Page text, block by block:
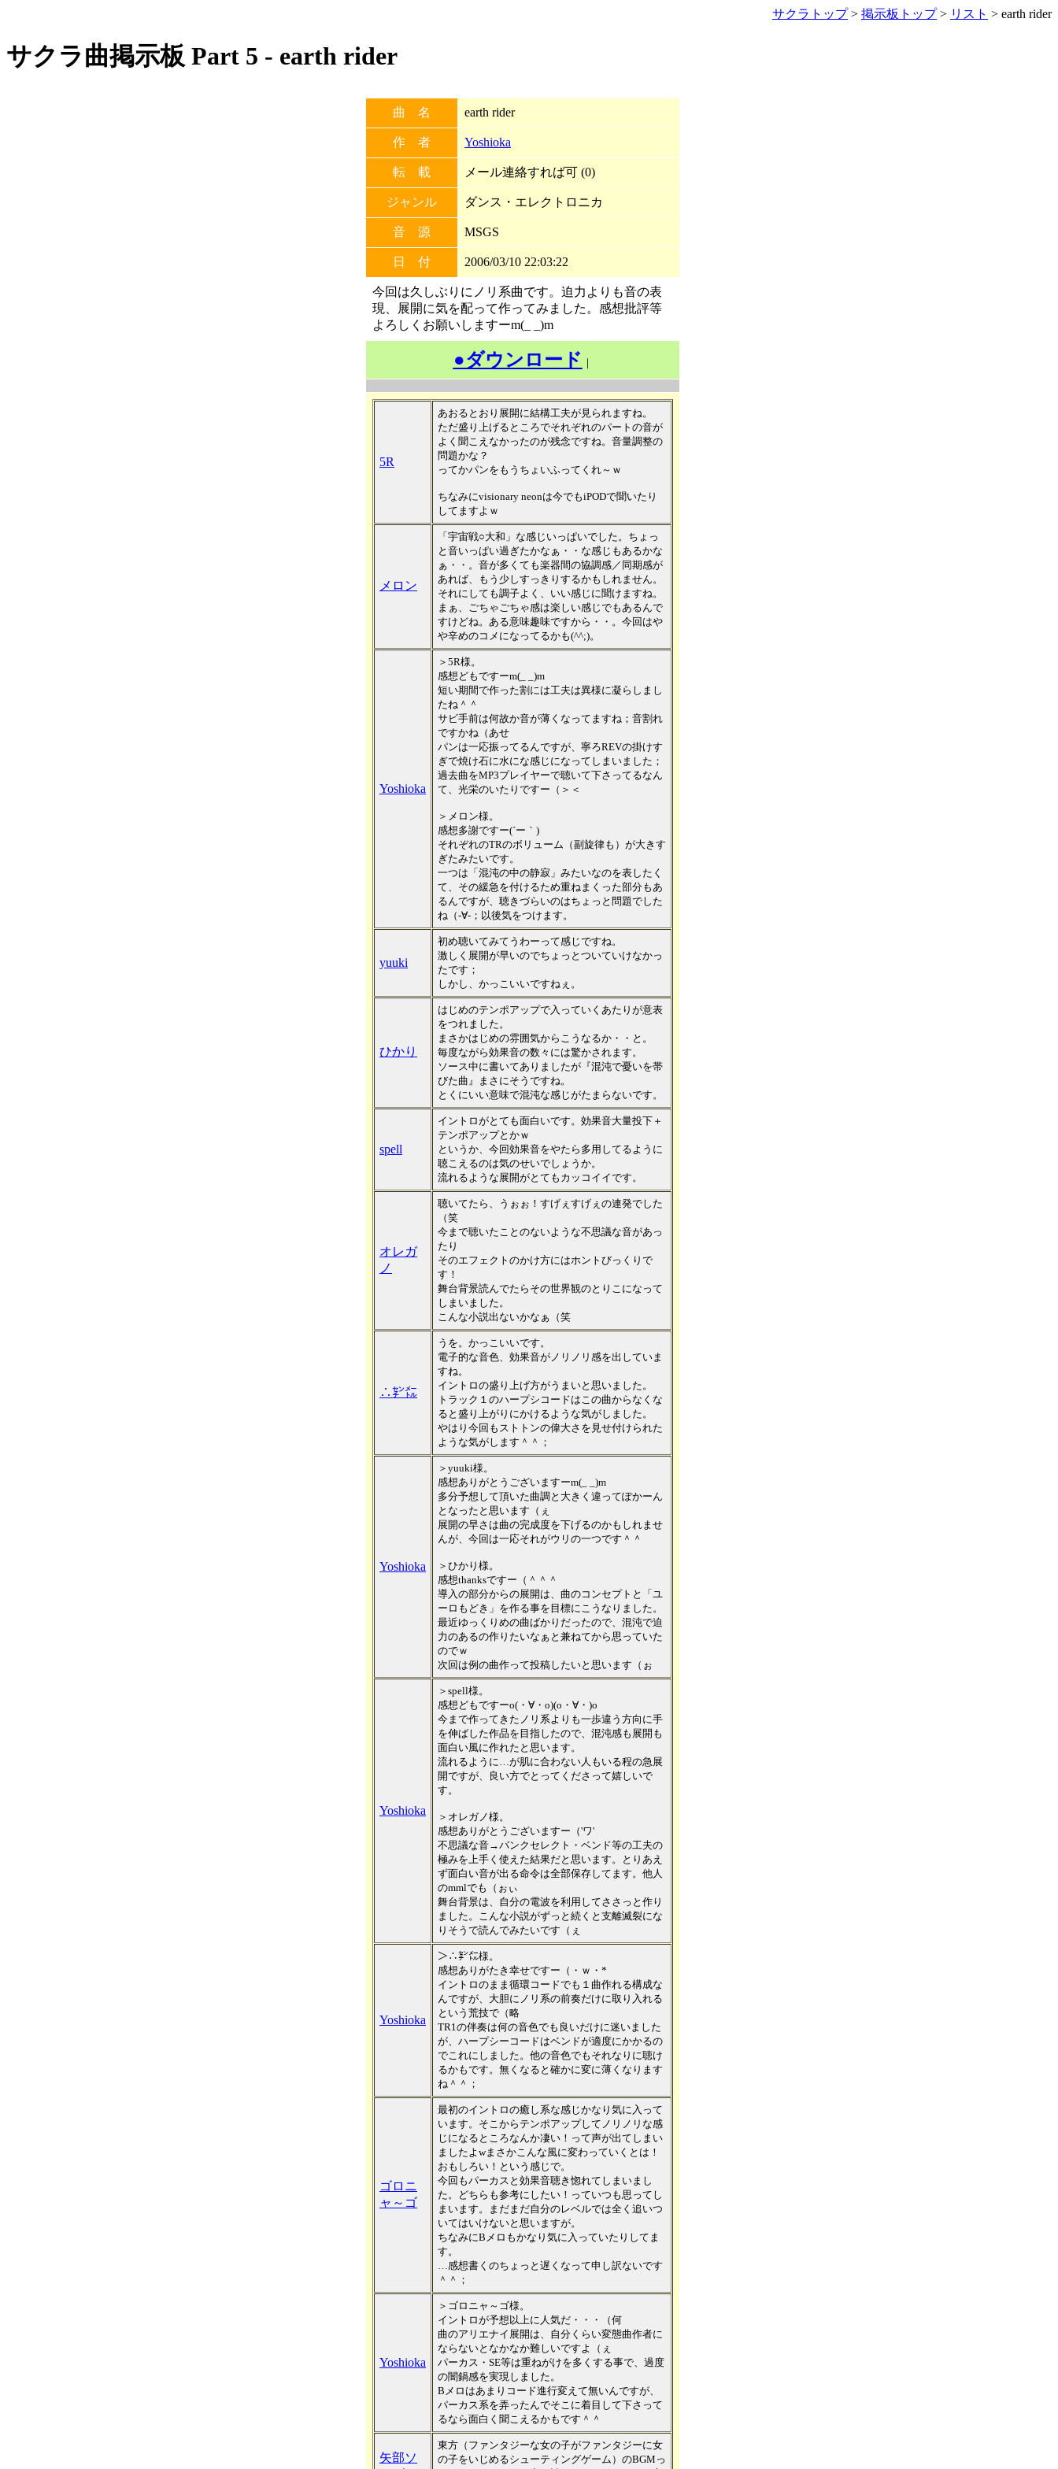
サクラトップ> 掲示板トップ> リスト > earth rider
サクラ曲掲示板 Part 5 - earth rider
曲 名 earth rider
作 者 Yoshioka
転 載 メール連絡すれば可 (0)
ジャンル ダンス・エレクトロニカ
音 源 MSGS
日 付 2006/03/10 22:03:22
今回は久しぶりにノリ系曲です。迫力よりも音の表
現、展開に気を配って作ってみました。感想批評等
よろしくお願いしますーm(_ _)m
●ダウンロード ｜
5R
あおるとおり展開に結構工夫が見られますね。
ただ盛り上げるところでそれぞれのパートの音が
よく聞こえなかったのが残念ですね。音量調整の
問題かな？
ってかパンをもうちょいふってくれ～ｗ
ちなみにvisionary neonは今でもiPODで聞いたり
してますよｗ
メロン
「宇宙戦○大和」な感じいっぱいでした。ちょっ
と音いっぱい過ぎたかなぁ・・な感じもあるかな
ぁ・・。音が多くても楽器間の協調感／同期感が
あれば、もう少しすっきりするかもしれません。
それにしても調子よく、いい感じに聞けますね。
まぁ、ごちゃごちゃ感は楽しい感じでもあるんで
すけどね。ある意味趣味ですから・・。今回はや
や辛めのコメになってるかも(^^;)。
Yoshioka
＞5R様。
感想どもですーm(_ _)m
短い期間で作った割には工夫は異様に凝らしまし
たね＾＾
サビ手前は何故か音が薄くなってますね；音割れ
ですかね（あせ
パンは一応振ってるんですが、寧ろREVの掛けす
ぎで焼け石に水にな感じになってしまいました；
過去曲をMP3プレイヤーで聴いて下さってるなん
て、光栄のいたりですー（＞＜
＞メロン様。
感想多謝ですー(´ー｀)
それぞれのTRのボリューム（副旋律も）が大きす
ぎたみたいです。
一つは「混沌の中の静寂」みたいなのを表したく
て、その緩急を付けるため重ねまくった部分もあ
るんですが、聴きづらいのはちょっと問題でした
ね（-∀-；以後気をつけます。
yuuki
初め聴いてみてうわーって感じですね。
激しく展開が早いのでちょっとついていけなかっ
たです；
しかし、かっこいいですねぇ。
ひかり
はじめのテンポアップで入っていくあたりが意表
をつれました。
まさかはじめの雰囲気からこうなるか・・と。
毎度ながら効果音の数々には驚かされます。
ソース中に書いてありましたが『混沌で憂いを帯
びた曲』まさにそうですね。
とくにいい意味で混沌な感じがたまらないです。
spell
イントロがとても面白いです。効果音大量投下＋
テンポアップとかｗ
というか、今回効果音をやたら多用してるように
聴こえるのは気のせいでしょうか。
流れるような展開がとてもカッコイイです。
オレガ
ノ
聴いてたら、うぉぉ！すげぇすげぇの連発でした
（笑
今まで聴いたことのないような不思議な音があっ
たり
そのエフェクトのかけ方にはホントびっくりで
す！
舞台背景読んでたらその世界観のとりこになって
しまいました。
こんな小説出ないかなぁ（笑
∴㌢㍍
うを。かっこいいです。
電子的な音色、効果音がノリノリ感を出していま
すね。
イントロの盛り上げ方がうまいと思いました。
トラック１のハープシコードはこの曲からなくな
ると盛り上がりにかけるような気がしました。
やはり今回もストトンの偉大さを見せ付けられた
ような気がします＾＾；
Yoshioka
＞yuuki様。
感想ありがとうございますーm(_ _)m
多分予想して頂いた曲調と大きく違ってぽかーん
となったと思います（ぇ
展開の早さは曲の完成度を下げるのかもしれませ
んが、今回は一応それがウリの一つです＾＾
＞ひかり様。
感想thanksですー（＾＾＾
導入の部分からの展開は、曲のコンセプトと「ユ
ーロもどき」を作る事を目標にこうなりました。
最近ゆっくりめの曲ばかりだったので、混沌で迫
力のあるの作りたいなぁと兼ねてから思っていた
のでｗ
次回は例の曲作って投稿したいと思います（ぉ
Yoshioka
＞spell様。
感想どもですーo(・∀・o)(o・∀・)o
今まで作ってきたノリ系よりも一歩違う方向に手
を伸ばした作品を目指したので、混沌感も展開も
面白い風に作れたと思います。
流れるように…が肌に合わない人もいる程の急展
開ですが、良い方でとってくださって嬉しいで
す。
＞オレガノ様。
感想ありがとうございますー（'ワ'
不思議な音→バンクセレクト・ベンド等の工夫の
極みを上手く使えた結果だと思います。とりあえ
ず面白い音が出る命令は全部保存してます。他人
のmmlでも（ぉぃ
舞台背景は、自分の電波を利用してささっと作り
ました。こんな小説がずっと続くと支離滅裂にな
りそうで読んでみたいです（ぇ
Yoshioka
＞∴㌢㍍様。
感想ありがたき幸せですー（・ｗ・*
イントロのまま循環コードでも１曲作れる構成な
んですが、大胆にノリ系の前奏だけに取り入れる
という荒技で（略
TR1の伴奏は何の音色でも良いだけに迷いました
が、ハープシーコードはベンドが適度にかかるの
でこれにしました。他の音色でもそれなりに聴け
るかもです。無くなると確かに変に薄くなります
ね＾＾；
ゴロニ
ャ～ゴ
最初のイントロの癒し系な感じかなり気に入って
います。そこからテンポアップしてノリノリな感
じになるところなんか凄い！って声が出てしまい
ましたよwまさかこんな風に変わっていくとは！
おもしろい！という感じで。
今回もパーカスと効果音聴き惚れてしまいまし
た。どちらも参考にしたい！っていつも思ってし
まいます。まだまだ自分のレベルでは全く追いつ
いてはいけないと思いますが。
ちなみにBメロもかなり気に入っていたりしてま
す。
…感想書くのちょっと遅くなって申し訳ないです
＾＾；
Yoshioka
＞ゴロニャ～ゴ様。
イントロが予想以上に人気だ・・・（何
曲のアリエナイ展開は、自分くらい変態曲作者に
ならないとなかなか難しいですよ（ぇ
パーカス・SE等は重ねがけを多くする事で、過度
の闇鍋感を実現しました。
Bメロはあまりコード進行変えて無いんですが、
パーカス系を弄ったんでそこに着目して下さって
るなら面白く聞こえるかもです＾＾
矢部ソ
東方（ファンタジーな女の子がファンタジーに女
の子をいじめるシューティングゲーム）のBGMっ